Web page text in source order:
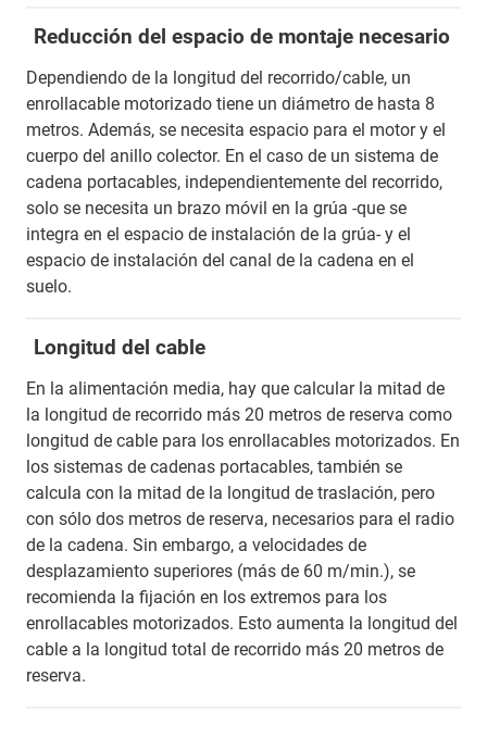
Reducción del espacio de montaje necesario
Dependiendo de la longitud del recorrido/cable, un
enrollacable motorizado tiene un diámetro de hasta 8
metros. Además, se necesita espacio para el motor y el
cuerpo del anillo colector. En el caso de un sistema de
cadena portacables, independientemente del recorrido,
solo se necesita un brazo móvil en la grúa -que se
integra en el espacio de instalación de la grúa- y el
espacio de instalación del canal de la cadena en el
suelo.
Longitud del cable
En la alimentación media, hay que calcular la mitad de
la longitud de recorrido más 20 metros de reserva como
longitud de cable para los enrollacables motorizados. En
los sistemas de cadenas portacables, también se
calcula con la mitad de la longitud de traslación, pero
con sólo dos metros de reserva, necesarios para el radio
de la cadena. Sin embargo, a velocidades de
desplazamiento superiores (más de 60 m/min.), se
recomienda la fijación en los extremos para los
enrollacables motorizados. Esto aumenta la longitud del
cable a la longitud total de recorrido más 20 metros de
reserva.